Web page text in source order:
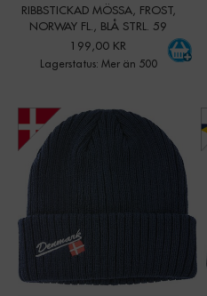
RIBBSTICKAD MÖSSA, FROST,
NORWAY FL., BLÅ STRL. 59
199,00 KR
Lagerstatus: Mer än 500
Qty: -